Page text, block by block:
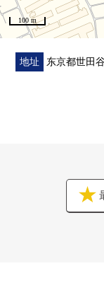
○ 双盆的盥洗
○ 各居室有步
○ 在门口洗手柜
○ 走入式鞋柜
100 m
地址 东京都世田